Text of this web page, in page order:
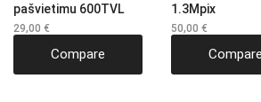
pašvietimu 600TVL
29,00 €
Compare
1.3Mpix
50,00€
Compare